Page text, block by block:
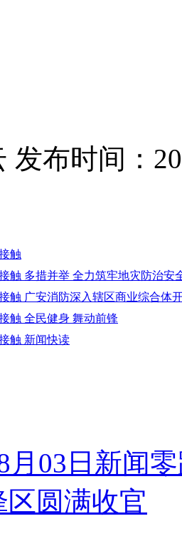
发布时间：
触
触 多措并举 全力筑牢地灾防治安
触 广安消防深入辖区商业综合体
触 全民健身 舞动前锋
触 新闻快读
月03日新闻
圆满收官